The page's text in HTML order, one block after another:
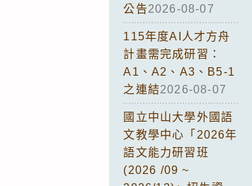
公告2026-08-07
115年度AI人才方舟
計畫需完成研習：
A1、A2、A3、B5-1
之連結2026-08-07
國立中山大學外國語
文教學中心「2026年
語文能力研習班
(2026 /09 ~